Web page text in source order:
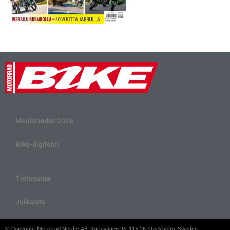
Mediatiedot 2026
Bike-digilehti
Tietosuoja
Julkaistu